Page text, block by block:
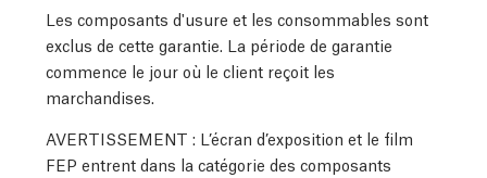
Les composants d'usure et les consommables sont
exclus de cette garantie. La période de garantie
commence le jour où le client reçoit les
marchandises.
AVERTISSEMENT : L’écran d’exposition et le film
FEP entrent dans la catégorie des composants